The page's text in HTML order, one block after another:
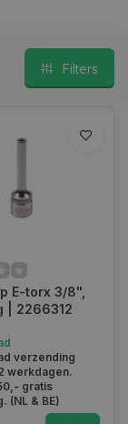
Filters
E-torx 3/8",
| 2266312
verzending
werkdagen.
gratis
(NL & BE)